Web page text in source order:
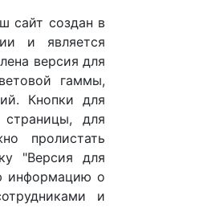
сайт создан в
и является
версия для
гаммы,
Кнопки для
для
пролистать
"Версия для
информацию о
и